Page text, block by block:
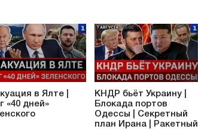
в Ялте |
«40 дней»
КНДР бьёт Украину |
Блокада портов
Одессы | Секретный
план Ирана | Ракетный